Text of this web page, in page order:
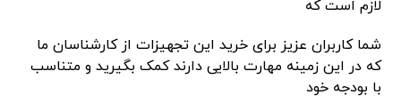
لازم است که
شما کاربران عزیز برای خرید این تجهیزات از کارشناسان ما
که در این زمینه مهارت بالایی دارند کمک بگیرید و متناسب
با بودجه خود